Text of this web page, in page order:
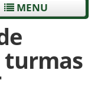
MENU
turmas